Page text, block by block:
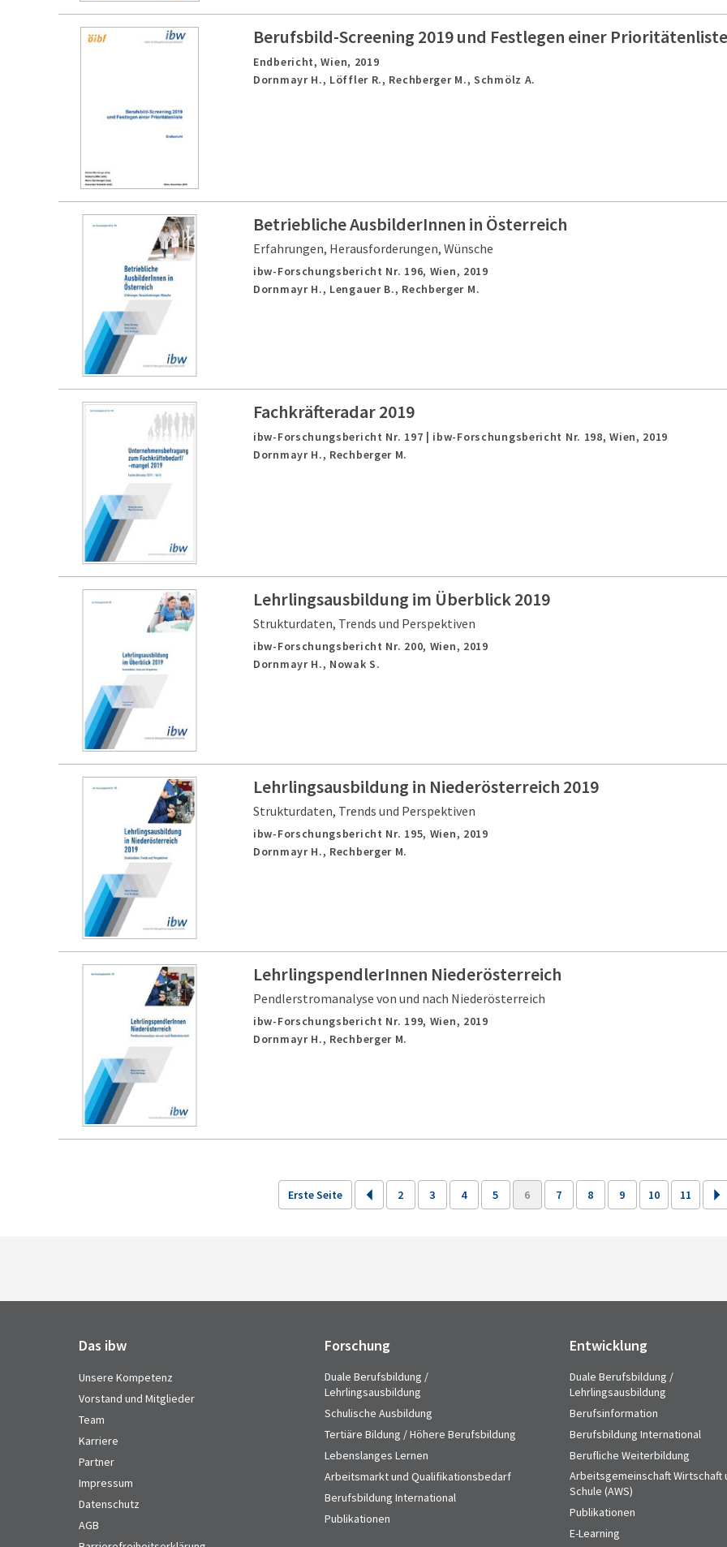
Berufsbild-Screening 2019 und Festlegen einer Prioritätenliste
Endbericht,Wien, 2019
Dornmayr H., Löffler R., Rechberger M., Schmölz A.
Betriebliche AusbilderInnen in Österreich
Erfahrungen, Herausforderungen, Wünsche
ibw-Forschungsbericht Nr. 196, Wien, 2019
Dornmayr H., Lengauer B., Rechberger M.
Fachkräfteradar 2019
ibw-Forschungsbericht Nr. 197 | ibw-Forschungsbericht Nr. 198,Wien, 2019
Dornmayr H., Rechberger M.
Lehrlingsausbildung im Überblick 2019
Strukturdaten, Trends und Perspektiven
ibw-Forschungsbericht Nr. 200, Wien, 2019
Dornmayr H., Nowak S.
Lehrlingsausbildung in Niederösterreich 2019
Strukturdaten, Trends und Perspektiven
ibw-Forschungsbericht Nr. 195, Wien, 2019
Dornmayr H., Rechberger M.
LehrlingspendlerInnen Niederösterreich
Pendlerstromanalyse von und nach Niederösterreich
ibw-Forschungsbericht Nr. 199, Wien, 2019
Dornmayr H., Rechberger M.
Erste Seite 2 3 4 5 6 7 8 9 10 11
Das ibw
Unsere Kompetenz
Vorstand und Mitglieder
Team
Karriere
Partner
Impressum
Datenschutz
AGB
Forschung
Duale Berufsbildung /
Lehrlingsausbildung
Schulische Ausbildung
Tertiäre Bildung / Höhere Berufsbildung
Lebenslanges Lernen
Arbeitsmarkt und Qualifikationsbedarf
Berufsbildung International
Publikationen
Entwicklung
Duale Berufsbildung /
Lehrlingsausbildung
Berufsinformation
Berufsbildung International
Berufliche Weiterbildung
Arbeitsgemeinschaft Wirtschaft
Schule (AWS)
Publikationen
E-Learning